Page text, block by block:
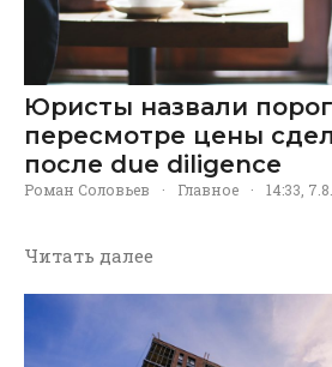
Юристы назвали
пересмотре цены
после due diligence
Роман Соловьев · Главное · 14:33,
Читать далее